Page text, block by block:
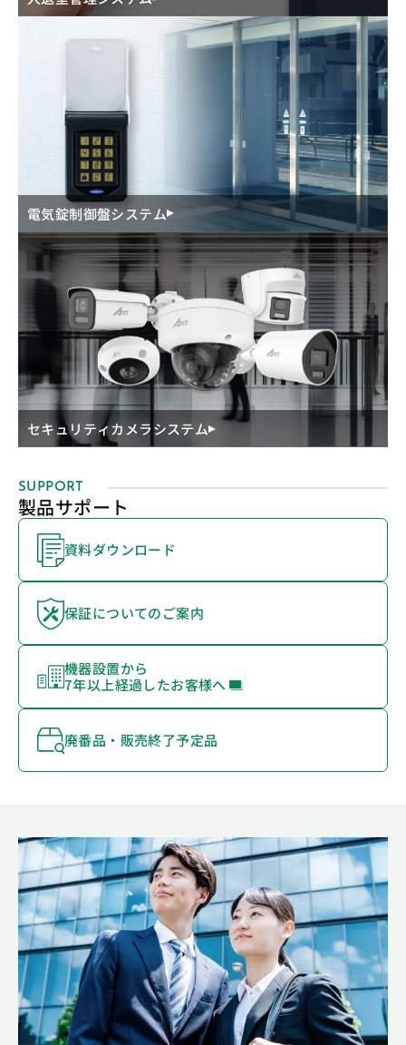
電気錠制御盤システム
セキュリティカメラシステム
SUPPORT
製品サポート
資料ダウンロード
保証についてのご案内
機器設置から
7年以上経過したお客様へ
廃番品・販売終了予定品